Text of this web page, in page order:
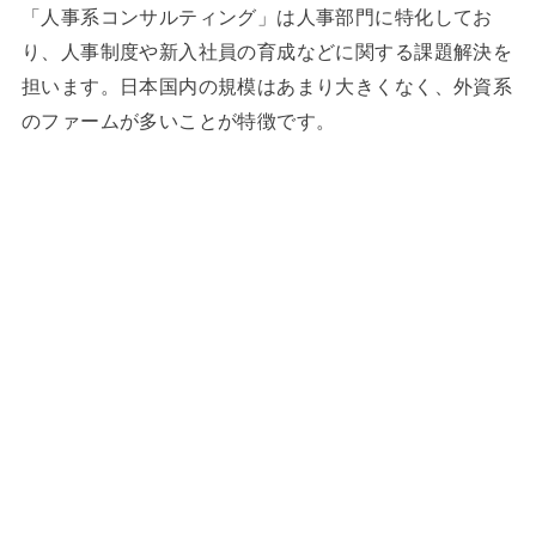
「人事系コンサルティング」は人事部門に特化してお
り、人事制度や新入社員の育成などに関する課題解決を
担います。日本国内の規模はあまり大きくなく、外資系
のファームが多いことが特徴です。